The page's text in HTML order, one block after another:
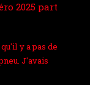
2025 part
y a pas de
J'avais